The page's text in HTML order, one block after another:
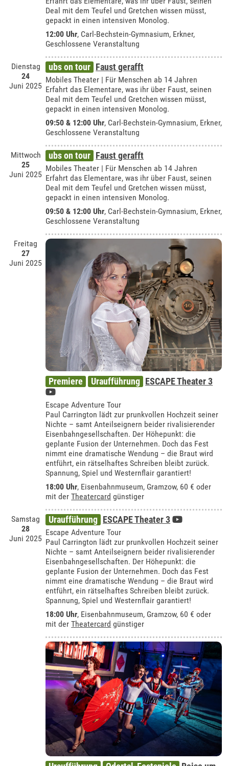
Deal mit dem Teufel und Gretchen wissen müsst,
gepackt in einen intensiven Monolog.
12:00 Uhr, Carl-Bechstein-Gymnasium, Erkner,
Geschlossene Veranstaltung
Dienstag
24
Juni 2025
ubs on tour Faust gerafft
Mobiles Theater | Für Menschen ab 14 Jahren
Erfahrt das Elementare, was ihr über Faust, seinen
Deal mit dem Teufel und Gretchen wissen müsst,
gepackt in einen intensiven Monolog.
09:50 & 12:00 Uhr, Carl-Bechstein-Gymnasium, Erkner,
Geschlossene Veranstaltung
Mittwoch
25
Juni 2025
ubs on tour Faust gerafft
Mobiles Theater | Für Menschen ab 14 Jahren
Erfahrt das Elementare, was ihr über Faust, seinen
Deal mit dem Teufel und Gretchen wissen müsst,
gepackt in einen intensiven Monolog.
09:50 & 12:00 Uhr, Carl-Bechstein-Gymnasium, Erkner,
Geschlossene Veranstaltung
Freitag
27
Juni 2025
Premiere Uraufführung ESCAPE Theater 3
Escape Adventure Tour
Paul Carrington lädt zur prunkvollen Hochzeit seiner
Nichte – samt Anteilseignern beider rivalisierender
Eisenbahngesellschaften. Der Höhepunkt: die
geplante Fusion der Unternehmen. Doch das Fest
nimmt eine dramatische Wendung – die Braut wird
entführt, ein rätselhaftes Schreiben bleibt zurück.
Spannung, Spiel und Westernflair garantiert!
18:00 Uhr, Eisenbahnmuseum, Gramzow, 60 € oder
mit derTheatercard günstiger
Samstag
28
Juni 2025
Uraufführung ESCAPE Theater 3
Escape Adventure Tour
Paul Carrington lädt zur prunkvollen Hochzeit seiner
Nichte – samt Anteilseignern beider rivalisierender
Eisenbahngesellschaften. Der Höhepunkt: die
geplante Fusion der Unternehmen. Doch das Fest
nimmt eine dramatische Wendung – die Braut wird
entführt, ein rätselhaftes Schreiben bleibt zurück.
Spannung, Spiel und Westernflair garantiert!
18:00 Uhr, Eisenbahnmuseum, Gramzow, 60 € oder
mit derTheatercard günstiger